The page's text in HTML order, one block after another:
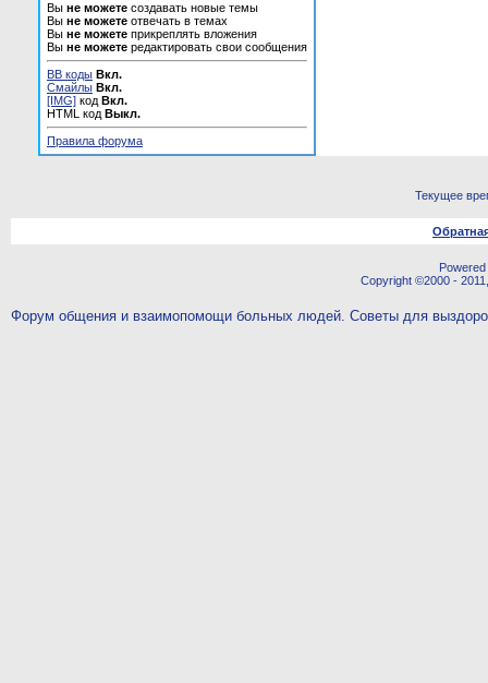
Вы не можете создавать новые темы
Вы не можете отвечать в темах
Вы не можете прикреплять вложения
Вы не можете редактировать свои сообщения
BB коды Вкл.
Смайлы Вкл.
[IMG] код Вкл.
HTML код Выкл.
Правила форума
Текущее
Copyright ©2000 -
Форум общения и взаимопомощи больных людей. Советы для